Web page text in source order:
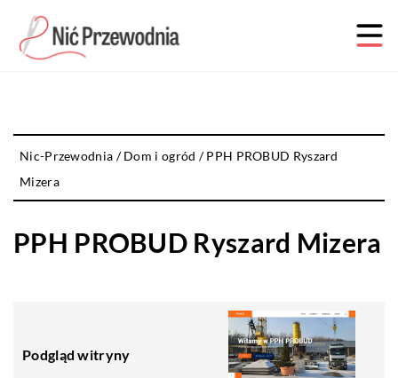
Nic-Przewodnia /Dom i ogród /PPH PROBUD Ryszard
Mizera
PPH PROBUD Ryszard Mizera
Podgląd witryny